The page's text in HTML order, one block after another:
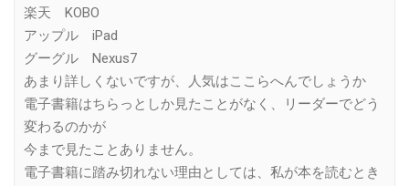
楽天 KOBO
アップル iPad
グーグル Nexus7
あまり詳しくないですが、人気はここらへんでしょうか
電子書籍はちらっとしか見たことがなく、リーダーでどう
変わるのかが
今まで見たことありません。
電子書籍に踏み切れない理由としては、私が本を読むとき